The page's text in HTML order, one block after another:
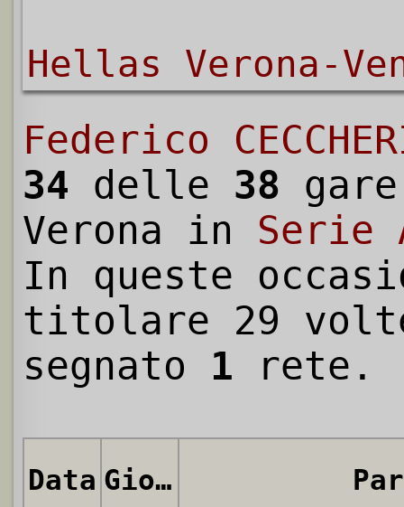
Hellas Verona-
Federico
34 delle 38
Verona in Serie
In queste
titolare 29
segnato 1 rete.
Data Giornata